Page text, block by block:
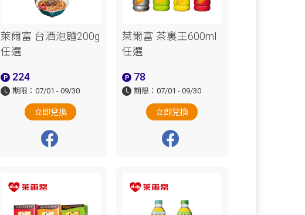
萊爾富 台酒泡麵200g
任選
224
期限：07/01 - 09/30
立即兌換
萊爾富 茶裏王600ml
任選
78
期限：07/01 - 09/30
立即兌換